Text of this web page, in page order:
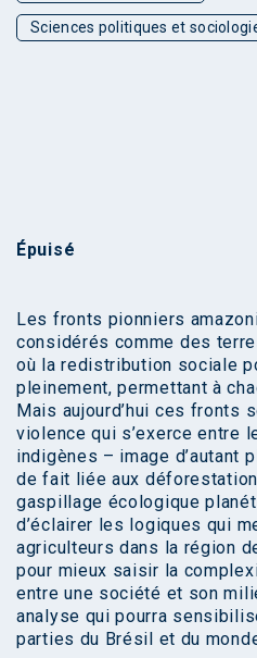
Sciences politiques et
Épuisé
Les fronts pionniers
considérés comme des
où la redistribution sociale
pleinement, permettant à
Mais aujourd’hui ces fronts
violence qui s’exerce entre
indigènes – image d’autant
de fait liée aux
gaspillage écologique
d’éclairer les logiques qui
agriculteurs dans la région
pour mieux saisir la
entre une société et son
analyse qui pourra
parties du Brésil et du